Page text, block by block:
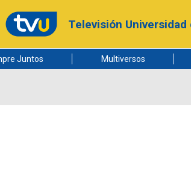
Televisión
Juntos Multiversos